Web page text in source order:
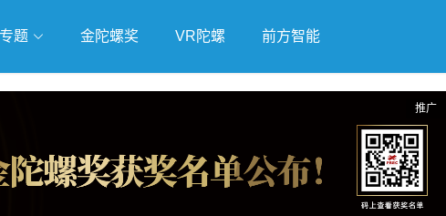
专题
戏 独立游戏 云游戏
金陀螺奖 VR陀螺 前方智能
推广